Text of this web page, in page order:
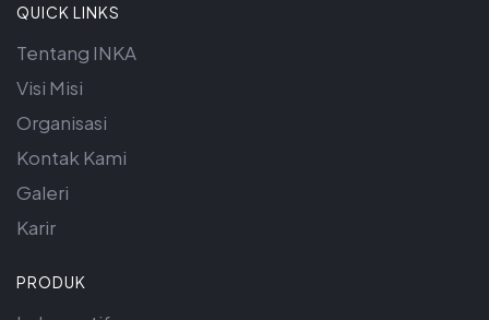
QUICK LINKS
Tentang INKA
Visi Misi
Organisasi
Kontak Kami
Galeri
Karir
PRODUK